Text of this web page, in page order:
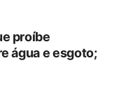
proíbe
água e esgoto;